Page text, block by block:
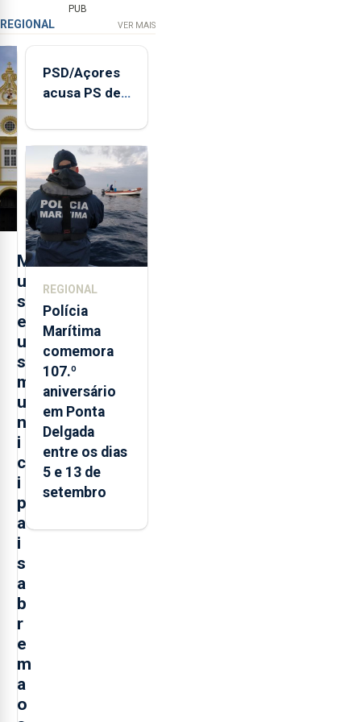
PUB
REGIONAL VER MAIS
M
u
s
e
u
s
m
u
n
i
c
i
p
a
i
s
a
b
r
e
m
a
o
PSD/Açores
acusa PS de
contraditória"
sobre
evolução
turística
REGIONAL
Polícia
Marítima
comemora
107.º
aniversário
em Ponta
Delgada
entre os dias
5 e 13 de
setembro